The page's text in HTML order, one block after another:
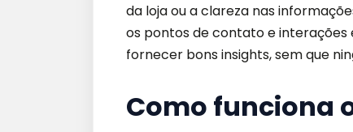
da loja ou a clareza nas
os pontos de contato e
fornecer bons insights, sem que
Como funciona